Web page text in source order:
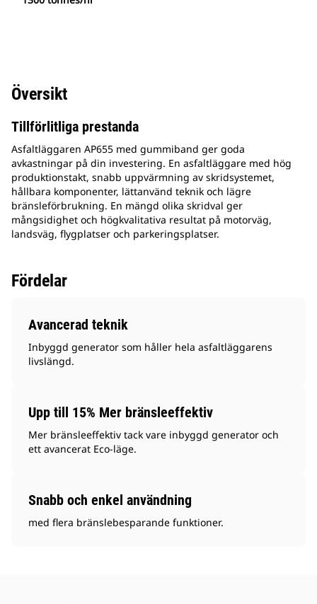
Översikt
Tillförlitliga prestanda
Asfaltläggaren AP655 med gummiband ger goda
avkastningar på din investering. En asfaltläggare med hög
produktionstakt, snabb uppvärmning av skridsystemet,
hållbara komponenter, lättanvänd teknik och lägre
bränsleförbrukning. En mängd olika skridval ger
mångsidighet och högkvalitativa resultat på motorväg,
landsväg, flygplatser och parkeringsplatser.
Fördelar
Avancerad teknik
Inbyggd generator som håller hela asfaltläggarens
livslängd.
Upp till 15% Mer bränsleeffektiv
Mer bränsleeffektiv tack vare inbyggd generator och
ett avancerat Eco-läge.
Snabb och enkel användning
med flera bränslebesparande funktioner.